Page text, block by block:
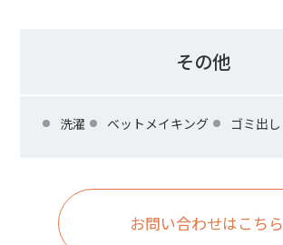
その他
洗濯 ベットメイキング ゴミ出し
お問い合わせはこちら